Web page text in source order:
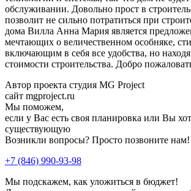
обслуживании. Довольно прост в
позволит не сильно потратиться при
дома Вилла Анна Мария является
мечтающих о величественном особняке,
включающим в себя все удобства, но
стоимости строительства. Добро
Автор проекта студия MG Project
сайт mgproject.ru
Мы поможем,
если у Вас есть своя планировка или Вы
существующую
Возникли вопросы? Просто позвоните нам!
+7 (846) 990-93-98
Мы подскажем, как уложиться в бюджет!